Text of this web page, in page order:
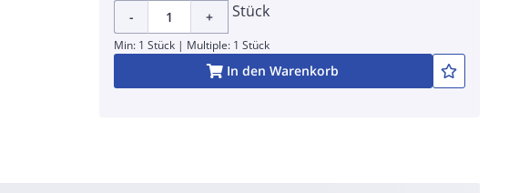
- + Stück
Min: 1 Stück | Multiple: 1 Stück
In den Warenkorb